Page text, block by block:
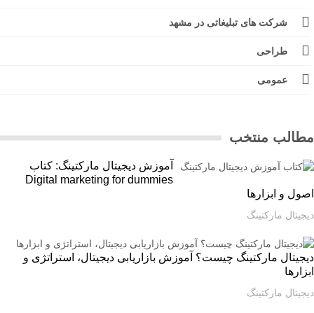
شرکت های تبلیغاتی در مشهد
طراحی
عمومی
منتخب
آموزش دیجیتال مارکتینگ: کتاب
Digital marketing for dummies
و ابزارها
مارکتینگ
مارکتینگ چیست؟ آموزش بازاریابی دیجیتال، استراتژی و
مارکتینگ